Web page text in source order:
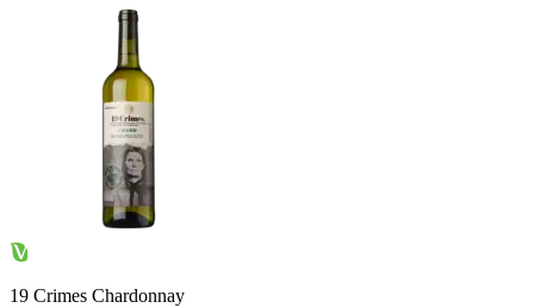
19 Crimes Chardonnay